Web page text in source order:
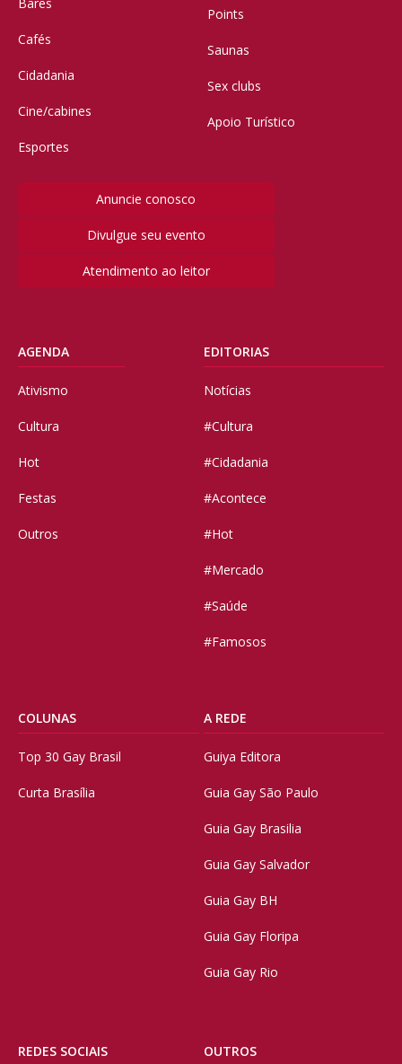
Cafés
Cidadania
Cine/cabines
Esportes
Points
Saunas
Sex clubs
Apoio Turístico
Anuncie conosco
Divulgue seu evento
Atendimento ao leitor
AGENDA
Ativismo
Cultura
Hot
Festas
Outros
EDITORIAS
Notícias
#Cultura
#Cidadania
#Acontece
#Hot
#Mercado
#Saúde
#Famosos
COLUNAS
Top 30 Gay Brasil
Curta Brasília
A REDE
Guiya Editora
Guia Gay São Paulo
Guia Gay Brasilia
Guia Gay Salvador
Guia Gay BH
Guia Gay Floripa
Guia Gay Rio
REDES SOCIAIS OUTROS